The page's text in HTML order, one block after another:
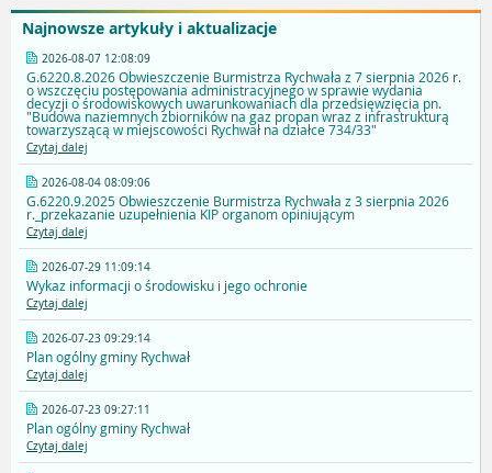
Najnowsze artykuły i aktualizacje
2026-08-07 12:08:09
G.6220.8.2026 Obwieszczenie Burmistrza Rychwała z 7 sierpnia 2026 r.
o wszczęciu postępowania administracyjnego w sprawie wydania
decyzji o środowiskowych uwarunkowaniach dla przedsięwzięcia pn.
"Budowa naziemnych zbiorników na gaz propan wraz z infrastrukturą
towarzyszącą w miejscowości Rychwał na działce 734/33"
Czytaj dalej
2026-08-04 08:09:06
G.6220.9.2025 Obwieszczenie Burmistrza Rychwała z 3 sierpnia 2026
r._przekazanie uzupełnienia KIP organom opiniującym
Czytaj dalej
2026-07-29 11:09:14
Wykaz informacji o środowisku i jego ochronie
Czytaj dalej
2026-07-23 09:29:14
Plan ogólny gminy Rychwał
Czytaj dalej
2026-07-23 09:27:11
Plan ogólny gminy Rychwał
Czytaj dalej